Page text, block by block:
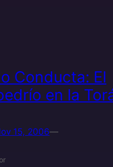
Conducta: El
en la
15, 2006—